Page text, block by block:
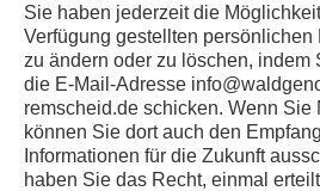
Sie haben jederzeit die
Verfügung gestellten persönlichen
zu ändern oder zu löschen, indem
die E-Mail-Adresse
remscheid.de schicken. Wenn Sie
können Sie dort auch den
Informationen für die Zukunft
haben Sie das Recht, einmal